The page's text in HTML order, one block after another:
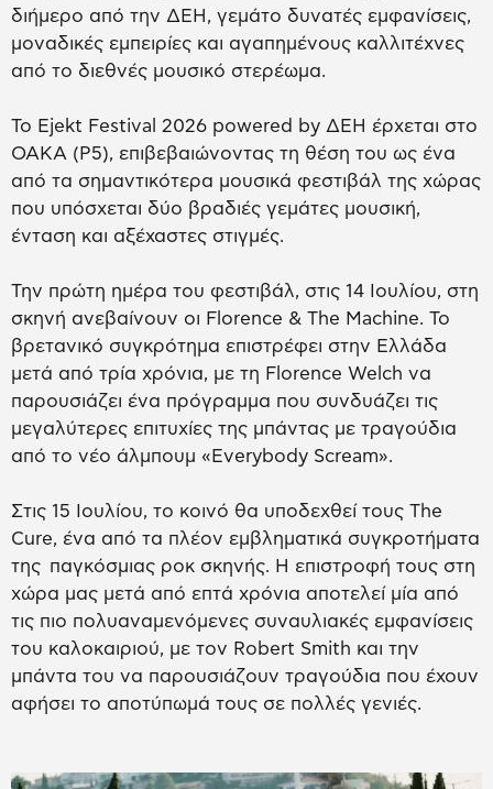
διήμερο από την ΔΕΗ, γεμάτο δυνατές εμφανίσεις,
μοναδικές εμπειρίες και αγαπημένους καλλιτέχνες
από το διεθνές μουσικό στερέωμα.
Το Ejekt Festival 2026 powered by ΔΕΗ έρχεται στο
ΟΑΚΑ (P5), επιβεβαιώνοντας τη θέση του ως ένα
από τα σημαντικότερα μουσικά φεστιβάλ της χώρας
που υπόσχεται δύο βραδιές γεμάτες μουσική,
ένταση και αξέχαστες στιγμές.
Την πρώτη ημέρα του φεστιβάλ, στις 14 Ιουλίου, στη
σκηνή ανεβαίνουν οι Florence & The Machine. Το
βρετανικό συγκρότημα επιστρέφει στην Ελλάδα
μετά από τρία χρόνια, με τη Florence Welch να
παρουσιάζει ένα πρόγραμμα που συνδυάζει τις
μεγαλύτερες επιτυχίες της μπάντας με τραγούδια
από το νέο άλμπουμ «Everybody Scream».
Στις 15 Ιουλίου, το κοινό θα υποδεχθεί τους The
Cure, ένα από τα πλέον εμβληματικά συγκροτήματα
της παγκόσμιας ροκ σκηνής. Η επιστροφή τους στη
χώρα μας μετά από επτά χρόνια αποτελεί μία από
τις πιο πολυαναμενόμενες συναυλιακές εμφανίσεις
του καλοκαιριού, με τον Robert Smith και την
μπάντα του να παρουσιάζουν τραγούδια που έχουν
αφήσει το αποτύπωμά τους σε πολλές γενιές.